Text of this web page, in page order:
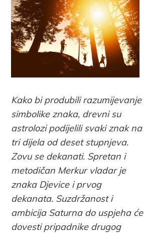
Kako bi produbili razumijevanje
simbolike znaka, drevni su
astrolozi podijelili svaki znak na
tri dijela od deset stupnjeva.
Zovu se dekanati. Spretan i
metodičan Merkur vladar je
znaka Djevice i prvog
dekanata. Suzdržanost i
ambicija Saturna do uspjeha će
dovesti pripadnike drugog